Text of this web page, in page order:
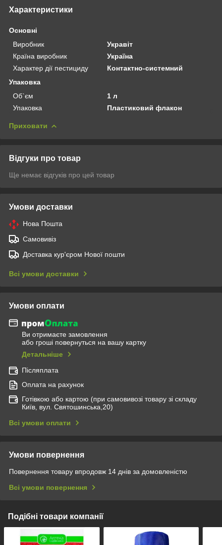
Характеристики
Основні
Виробник
Укравіт
Країна виробник
Україна
Характер дії пестициду
Контактно-системний
Упаковка
Об`єм
1 л
Упаковка
Пластиковий флакон
Приховати
Відгуки про товар
Ще немає відгуків про цей товар
Умови доставки
Нова Пошта
Самовивіз
Доставка кур'єром Нової пошти
Всі умови доставки
Умови оплати
Ви отримаєте замовлення
або гроші повернуться на вашу картку
Детальніше
Післяплата
Оплата на рахунок
Готівкою або картою (при самовивозі товару зі складу
Київ, вул. Святошинська,20)
Всі умови оплати
Умови повернення
Повернення товару впродовж 14 днів за домовленістю
Всі умови повернення
Подібні товари компанії